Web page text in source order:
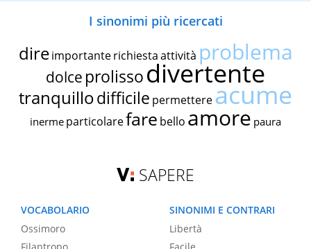
I sinonimi più ricercati
dire importante richiestaattività problema
dolce prolissodivertente
tranquillodifficile permettereacume
inerme particolarefare bello amore paura
SAPERE
VOCABOLARIO
Ossimoro
SINONIMI E CONTRARI
Libertà